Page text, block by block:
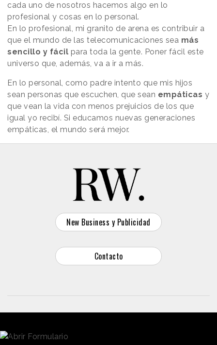
cada uno de nosotros hacemos algo en lo
profesional y cosas en lo personal.
En lo profesional, mi granito de arena es contribuir a
que el mundo de las telecomunicaciones sea más
sencillo y fácil para toda la gente. Poner fácil este
universo que, además, va a ir a más.
En lo personal, como padre intento que mis hijos
sean personas que escuchen, que sean empáticas y
que vean la vida con menos prejuicios de los que
igual yo recibí. Si educamos nuevas generaciones
empáticas, el mundo será mejor.
New Business y Publicidad
Contacto
© 2026 Reason Why
Dirección: Calle Antonio Pirala 29. Madrid, 28017